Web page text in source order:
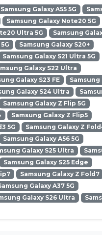
Samsung Galaxy A55 5G
Samsung Galaxy Note20 5G
Ultra 5G
Samsung
Samsung Galaxy S20+
Samsung Galaxy S21 Ultra 5G
Galaxy S22 Ultra
Galaxy S23 FE
Samsung
Galaxy S24 Ultra
Samsung Galaxy Z Flip 5G
Samsung Galaxy Z Flip5
5G
Samsung Galaxy Z
Samsung Galaxy A56 5G
Galaxy S25 Ultra
Samsung Galaxy S25 Edge
Samsung Galaxy Z Fold7
Galaxy A37 5G
Galaxy S26 Ultra